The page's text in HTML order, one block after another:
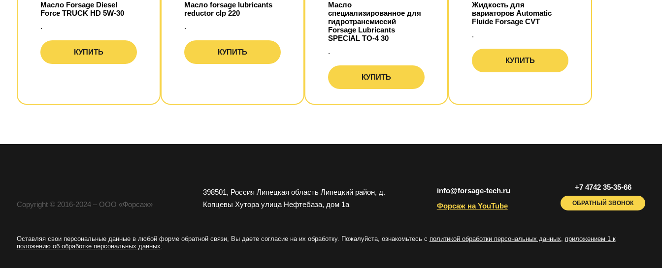
Масло Forsage Diesel
Force TRUCK HD 5W-30
.
КУПИТЬ
Масло forsage lubricants
reductor clp 220
.
КУПИТЬ
Масло
специализированное для
гидротрансмиссий
Fоrsаgе Lubricants
SPECIAL TO-4 30
.
КУПИТЬ
Жидкость для
вариаторов Automatic
Fluide Fоrsаgе СVТ
.
КУПИТЬ
Copyright © 2016-2024 – ООО «Форсаж»
398501, Россия Липецкая область Липецкий район, д.
Копцевы Хутора улица Нефтебаза, дом 1a
info@forsage-tech.ru
Форсаж на YouTube
+7 4742 35-35-66
ОБРАТНЫЙ ЗВОНОК
Оставляя свои персональные данные в любой форме обратной связи, Вы даете согласие на их обработку. Пожалуйста, ознакомьтесь с политикой обработки персональных данных, приложением 1 к
положению об обработке персональных данных.